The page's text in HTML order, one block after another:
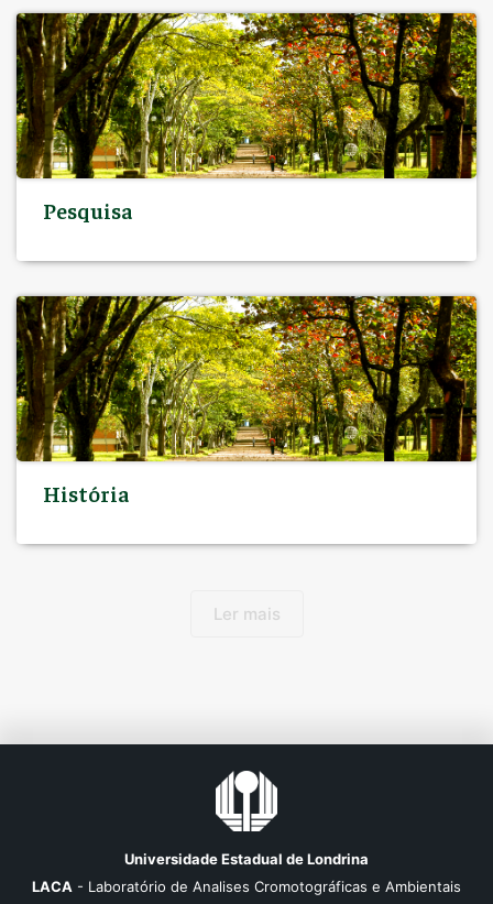
Pesquisa
História
Ler mais
Universidade Estadual de Londrina
LACA - Laboratório de Analises Cromotográficas e Ambientais